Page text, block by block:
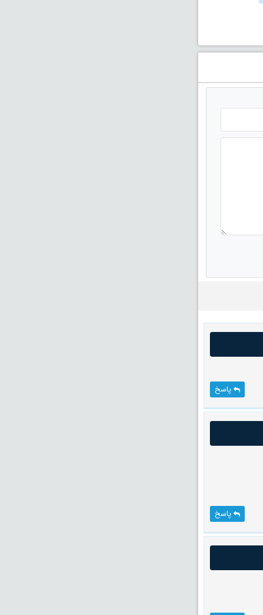
پاسخ
پاسخ